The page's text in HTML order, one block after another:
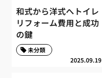
和式から洋式へトイレ
リフォーム費用と成功
の鍵
2025.09.19
未分類